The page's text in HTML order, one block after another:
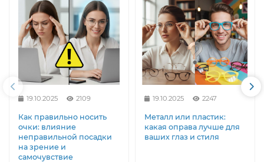
19.10.2025 2109
Как правильно носить
очки: влияние
неправильной посадки
на зрение и
самочувствие
19.10.2025 2247
Металл или пластик:
какая оправа лучше для
ваших глаз и стиля